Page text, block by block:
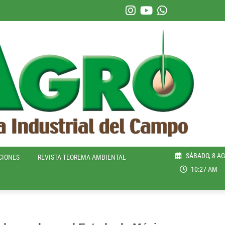
REVISTA TEOREMA AMBIENTAL
SÁBADO, 8
10:27 AM